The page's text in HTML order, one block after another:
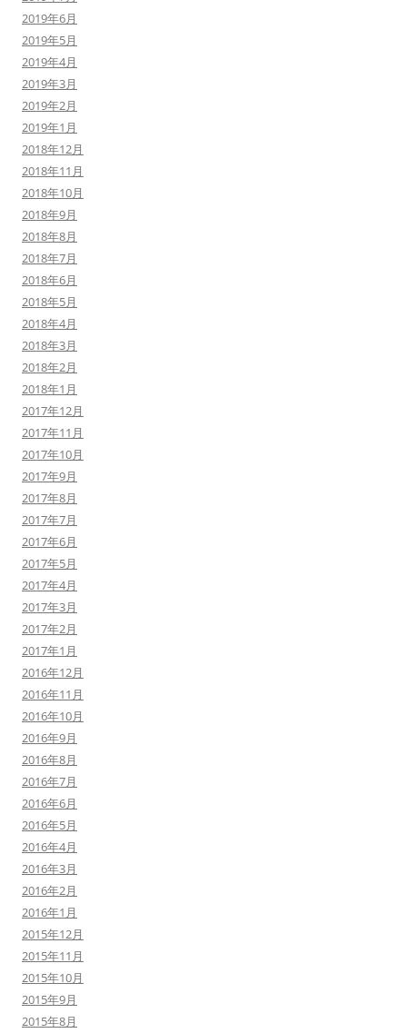
2019年6月
2019年5月
2019年4月
2019年3月
2019年2月
2019年1月
2018年12月
2018年11月
2018年10月
2018年9月
2018年8月
2018年7月
2018年6月
2018年5月
2018年4月
2018年3月
2018年2月
2018年1月
2017年12月
2017年11月
2017年10月
2017年9月
2017年8月
2017年7月
2017年6月
2017年5月
2017年4月
2017年3月
2017年2月
2017年1月
2016年12月
2016年11月
2016年10月
2016年9月
2016年8月
2016年7月
2016年6月
2016年5月
2016年4月
2016年3月
2016年2月
2016年1月
2015年12月
2015年11月
2015年10月
2015年9月
2015年8月